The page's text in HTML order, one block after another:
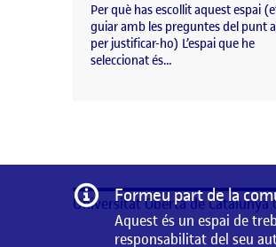
Per què has escollit aquest espai
guiar amb les preguntes del punt
per justificar-ho) L’espai que he
seleccionat és…
Informació
Formeu part de la
Aquest és un espai de
responsabilitat del seu
Universitat Oberta de Catalunya